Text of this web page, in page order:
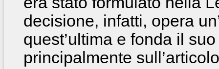
decisione, infatti, opera
quest’ultima e fonda il
principalmente